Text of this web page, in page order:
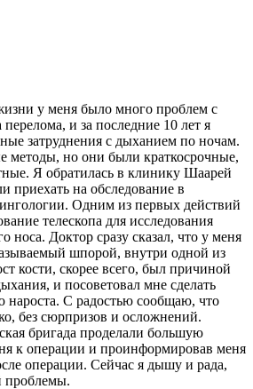
у меня было много проблем с
и за последние 10 лет я
затруднения с дыханием по ночам.
методы, но они были краткосрочные,
Я обратилась в клинику Шаарей
приехать на обследование в
Одним из первых действий
телескопа для исследования
носа. Доктор сразу сказал, что у меня
шпорой, внутри одной из
кости, скорее всего, был причиной
и посоветовал мне сделать
нароста. С радостью сообщаю, что
без сюрпризов и осложнений.
бригада проделали большую
к операции и проинформировав меня
операции. Сейчас я дышу и рада,
проблемы.